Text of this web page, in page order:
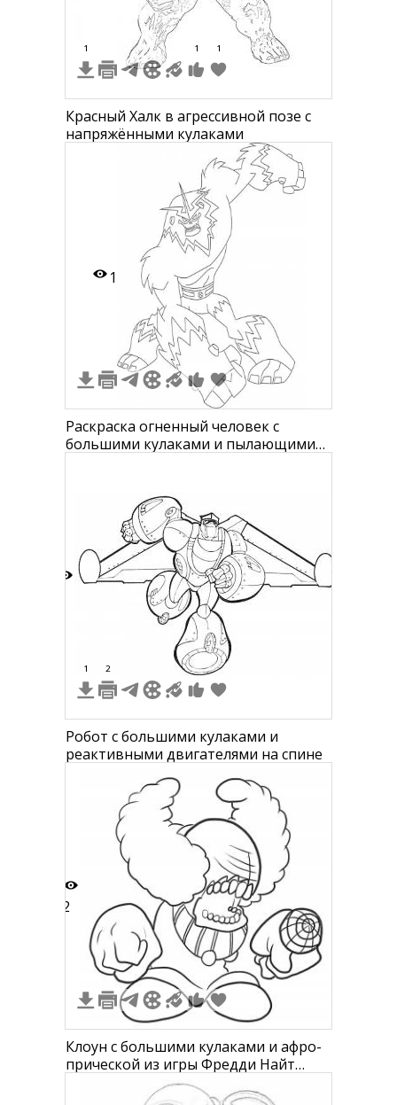
1 1 1
Красный Халк в агрессивной позе с
напряжёнными кулаками
1
Раскраска огненный человек с
большими кулаками и пылающими
1 2
Робот с большими кулаками и
реактивными двигателями на спине
2
Клоун с большими кулаками и афро-
прической из игры Фредди Найт